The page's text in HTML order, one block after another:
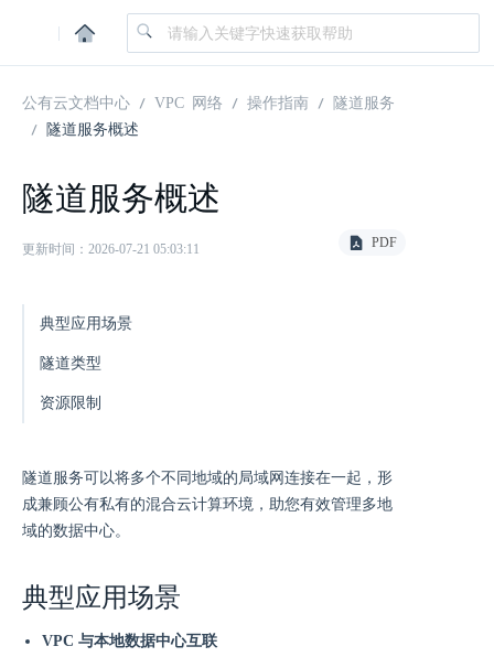
|
公有云文档中心 VPC 网络 操作指南
隧道服务
隧道服务概述
隧道服务概述
更新时间：2026-07-21 05:03:11 PDF
典型应用场景
隧道类型
资源限制
隧道服务可以将多个不同地域的局域网连接在一起，形
成兼顾公有私有的混合云计算环境，助您有效管理多地
域的数据中心。
典型应用场景
VPC 与本地数据中心互联